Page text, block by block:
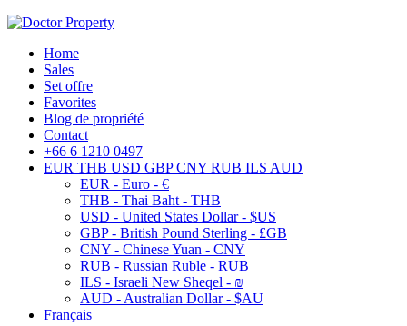
Home
Sales
Set offre
Favorites
Blog de propriété
Contact
+66 6 1210 0497
EUR THB USD GBP CNY RUB ILS AUD
EUR - Euro - €
THB - Thai Baht - THB
USD - United States Dollar - $US
GBP - British Pound Sterling - £GB
CNY - Chinese Yuan - CNY
RUB - Russian Ruble - RUB
ILS - Israeli New Sheqel - ₪
AUD - Australian Dollar - $AU
Français